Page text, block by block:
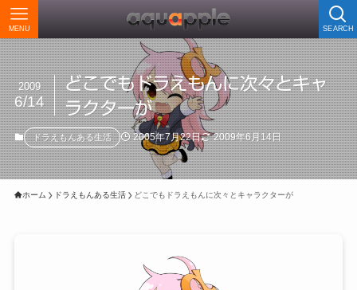
SEARCH
MENU
どこでもドラえもんに次々とキャ
ラクターが
2009
6/14
ドラえもんある生活 2005年7月22日 2009年6月14日
ホーム ドラえもんある生活 どこでもドラえもんに次々とキャラクターが